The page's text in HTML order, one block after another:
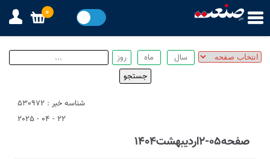
شناسه خبر : 530972
22 - 04 - 2025
صفحه05-2اردیبهشت1404
0